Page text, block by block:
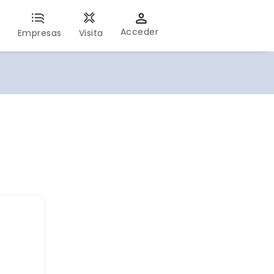
Empresas Visita Acceder